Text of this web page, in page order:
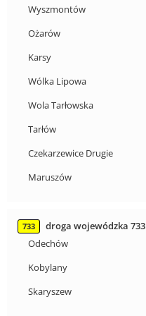
Wyszmontów
Ożarów
Karsy
Wólka Lipowa
Wola Tarłowska
Tarłów
Czekarzewice Drugie
Maruszów
733
droga wojewódzka 733
Odechów
Kobylany
Skaryszew